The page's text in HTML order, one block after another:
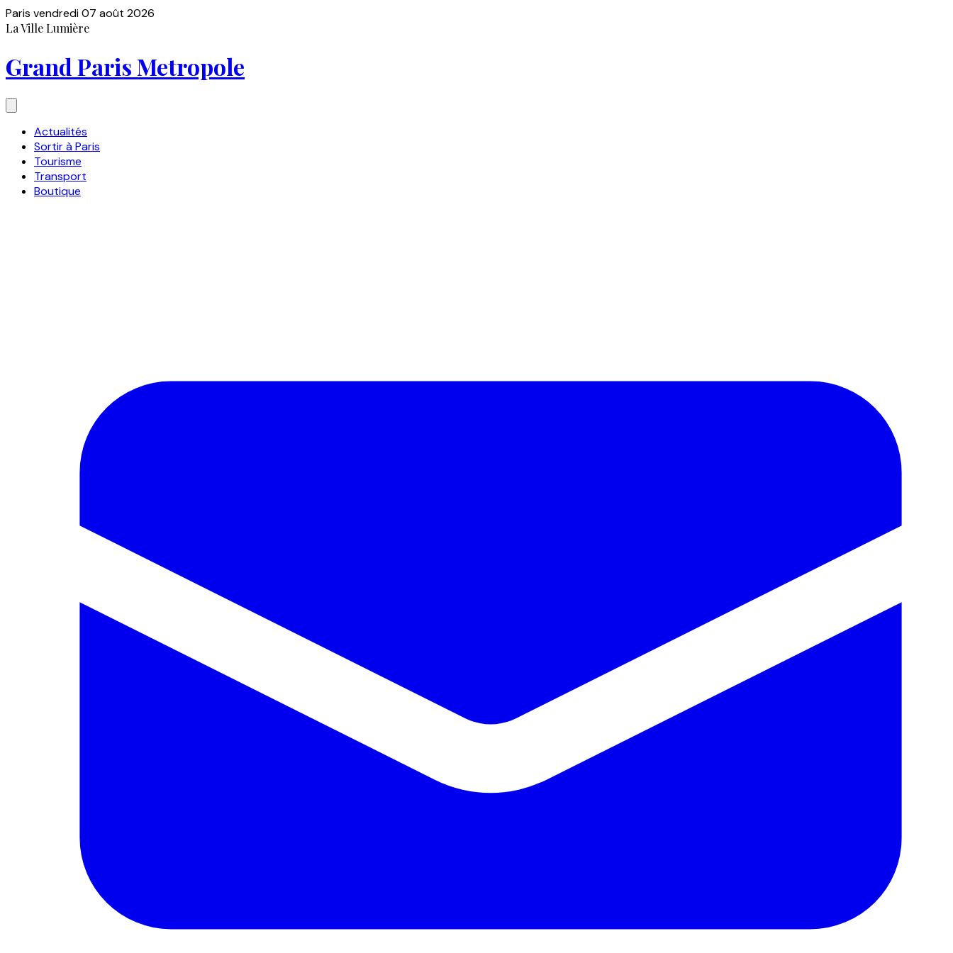
Paris vendredi 07 août 2026
La Ville Lumière
Grand Paris Metropole
Actualités
Sortir à Paris
Tourisme
Transport
Boutique